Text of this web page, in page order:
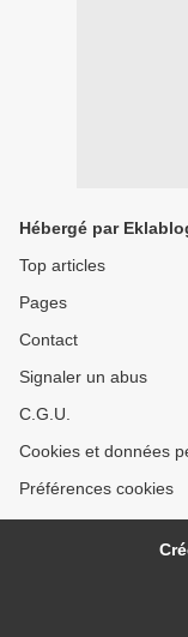
Hébergé par
Top articles
Pages
Contact
Signaler un abus
C.G.U.
Cookies et données
Préférences cookies